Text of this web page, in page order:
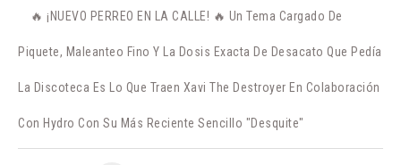
🔥 ¡NUEVO PERREO EN LA CALLE! 🔥 Un Tema Cargado De
Piquete, Maleanteo Fino Y La Dosis Exacta De Desacato Que Pedía
La Discoteca Es Lo Que Traen Xavi The Destroyer En Colaboración
Con Hydro Con Su Más Reciente Sencillo "Desquite"